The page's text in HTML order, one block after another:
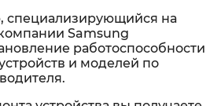
специализирующийся на
Samsung
работоспособности
и моделей по